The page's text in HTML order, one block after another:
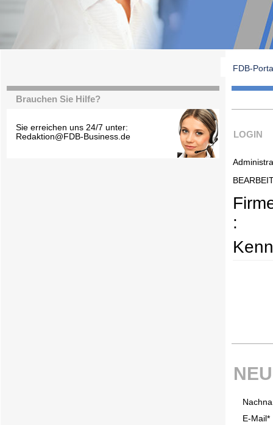
FDB-
Brauchen Sie Hilfe?
Sie erreichen uns 24/7 unter:
Redaktion@FDB-Business.de
LOGIN
:
E-Mail*